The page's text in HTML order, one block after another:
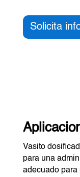
Solicita
Vasito
para una
adecuado para